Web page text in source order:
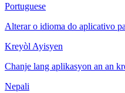
Portuguese
Alterar o idioma do aplicativo
Kreyòl Ayisyen
Chanje lang aplikasyon an an
Nepali